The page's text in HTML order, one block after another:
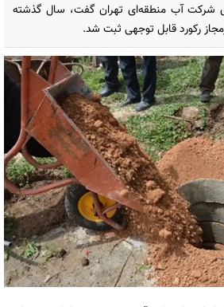
شرکت آب منطقه‌ای تهران گفت، سال گذشته
رکورد قابل توجهی ثبت شد.